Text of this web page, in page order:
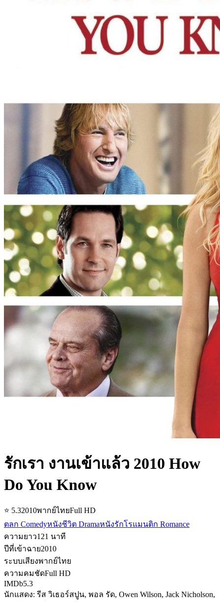
รักเรา งานเข้าแล้ว 2010 How
Do You Know
⭐ 5.32010พากย์ไทยFull HD
ตลก Comedyหนังชีวิต Dramaหนังรักโรแมนติก Romance
ความยาว121 นาที
ปีที่เข้าฉาย2010
ระบบเสียงพากย์ไทย
ความคมชัดFull HD
IMDb5.3
นักแสดง: รีส วิเธอร์สปูน, พอล รัด, Owen Wilson, Jack Nicholson,